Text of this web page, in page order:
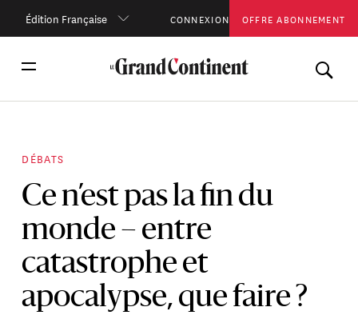
Édition Française CONNEXION OFFRE ABONNEMENT
DÉBATS
Ce n’est pas la fin du
monde – entre
catastrophe et
apocalypse, que faire ?